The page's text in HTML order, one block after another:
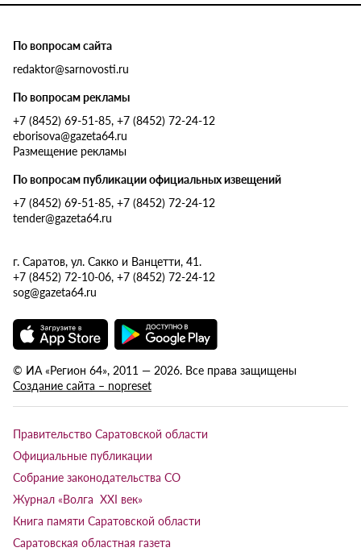
По вопросам сайта
redaktor@sarnovosti.ru
По вопросам рекламы
+7 (8452) 69-51-85, +7 (8452) 72-24-12
eborisova@gazeta64.ru
Размещение рекламы
По вопросам публикации официальных извещений
+7 (8452) 69-51-85, +7 (8452) 72-24-12
tender@gazeta64.ru
г. Саратов, ул. Сакко и Ванцетти, 41.
+7 (8452) 72-10-06, +7 (8452) 72-24-12
sog@gazeta64.ru
© ИА «Регион 64», 2011 — 2026. Все права защищены
Создание сайта – nopreset
Правительство Саратовской области
Официальные публикации
Собрание законодательства СО
Журнал «Волга XXI век»
Книга памяти Саратовской области
Саратовская областная газета